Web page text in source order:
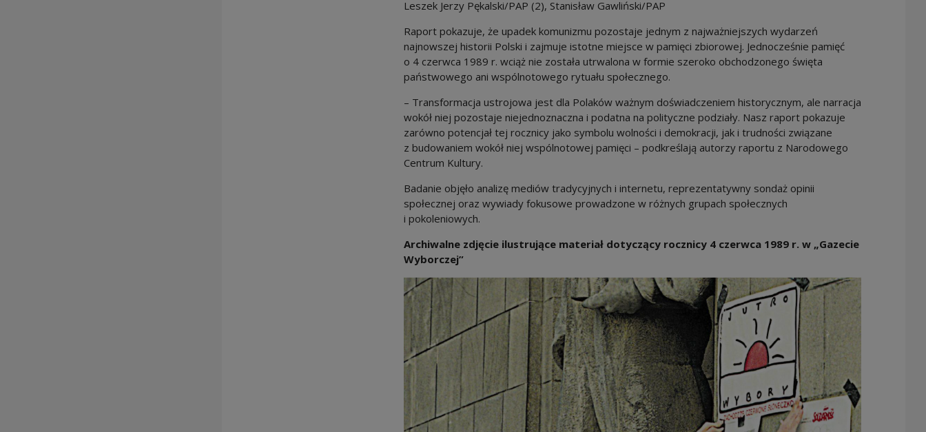
Leszek Jerzy Pękalski/PAP (2), Stanisław Gawliński/PAP
Raport pokazuje, że upadek komunizmu pozostaje jednym z najważniejszych wydarzeń
najnowszej historii Polski i zajmuje istotne miejsce w pamięci zbiorowej. Jednocześnie pamięć
o 4 czerwca 1989 r. wciąż nie została utrwalona w formie szeroko obchodzonego święta
państwowego ani wspólnotowego rytuału społecznego.
– Transformacja ustrojowa jest dla Polaków ważnym doświadczeniem historycznym, ale narracja
wokół niej pozostaje niejednoznaczna i podatna na polityczne podziały. Nasz raport pokazuje
zarówno potencjał tej rocznicy jako symbolu wolności i demokracji, jak i trudności związane
z budowaniem wokół niej wspólnotowej pamięci – podkreślają autorzy raportu z Narodowego
Centrum Kultury.
Badanie objęło analizę mediów tradycyjnych i internetu, reprezentatywny sondaż opinii
społecznej oraz wywiady fokusowe prowadzone w różnych grupach społecznych
i pokoleniowych.
Archiwalne zdjęcie ilustrujące materiał dotyczący rocznicy 4 czerwca 1989 r. w „Gazecie
Wyborczej”